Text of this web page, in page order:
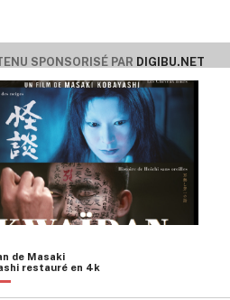
BON
SPONSORISÉ PAR DIGIBU.NET
de Masaki
restauré en 4k